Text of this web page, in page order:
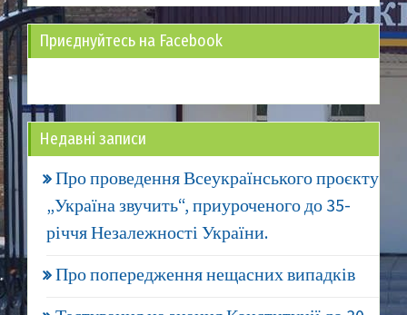
Приєднуйтесь на Facebook
Недавні записи
Про проведення Всеукраїнського проєкту
„Україна звучить“, приуроченого до 35-
річчя Незалежності України.
Про попередження нещасних випадків